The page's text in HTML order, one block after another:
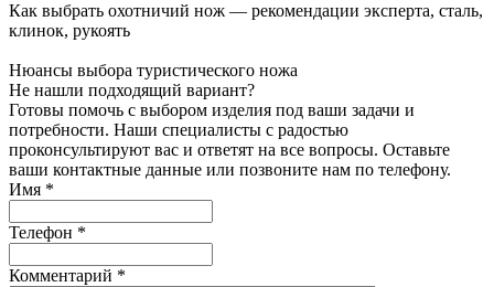
Как выбрать охотничий нож — рекомендации эксперта, сталь,
клинок, рукоять
Нюансы выбора туристического ножа
Не нашли подходящий вариант?
Готовы помочь с выбором изделия под ваши задачи и
потребности. Наши специалисты с радостью
проконсультируют вас и ответят на все вопросы. Оставьте
ваши контактные данные или позвоните нам по телефону.
Имя *
Телефон *
Комментарий *